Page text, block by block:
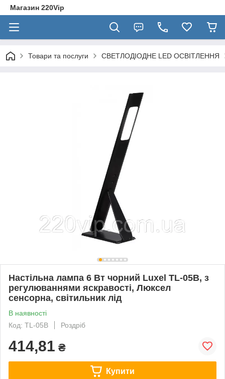
Магазин 220Vip
Товари та послуги СВЕТЛОДІОДНЕ LED ОСВІТЛЕННЯ
Настільна лампа 6 Вт чорний Luxel TL-05B, з
регулюваннями яскравості, Люксел
сенсорна, світильник лід
В наявності
Код: TL-05B
Роздріб
414,81 ₴
Купити